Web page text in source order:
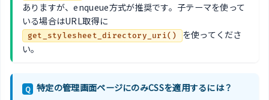
ありますが、enqueue方式が推奨です。子テーマを使って
いる場合はURL取得に
get_stylesheet_directory_uri()
を使ってくださ
い。
Q 特定の管理画面ページにのみCSSを適用するには？